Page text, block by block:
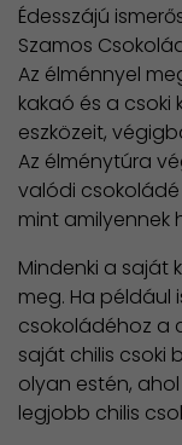
Édesszájú
Szamos
Az élménnyel
kakaó és a
eszközeit,
Az élménytúra
valódi
mint amilyennek
Mindenki a saját
meg. Ha például
csokoládéhoz a
saját chilis csoki
olyan estén,
legjobb chilis